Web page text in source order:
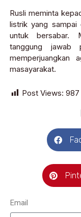
Rusli meminta
listrik yang sampai
untuk bersabar.
tanggung jawab
masayarakat.
Post Views: 987
Email